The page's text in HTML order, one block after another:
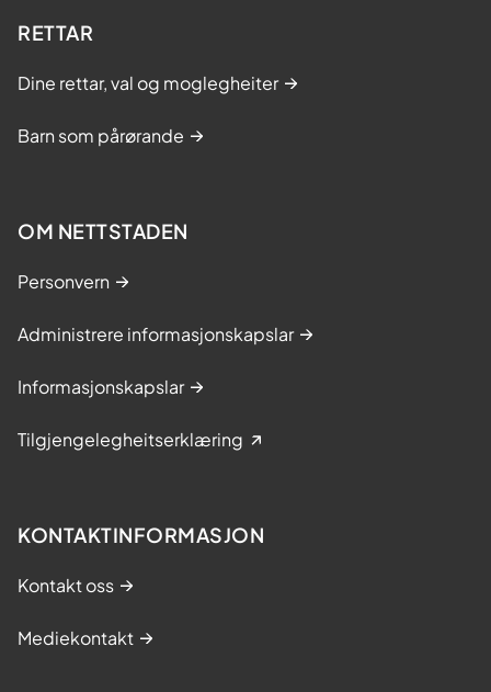
RETTAR
Dine rettar, val og moglegheiter
Barn som pårørande
OM NETTSTADEN
Personvern
Administrere informasjonskapslar
Informasjonskapslar
Tilgjengelegheitserklæring
KONTAKTINFORMASJON
Kontakt oss
Mediekontakt